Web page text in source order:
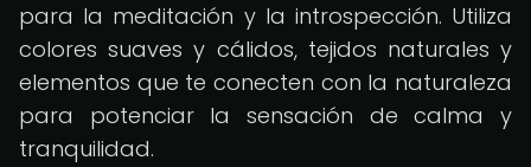
para la meditación y la introspección. Utiliza
colores suaves y cálidos, tejidos naturales y
elementos que te conecten con la naturaleza
para potenciar la sensación de calma y
tranquilidad.